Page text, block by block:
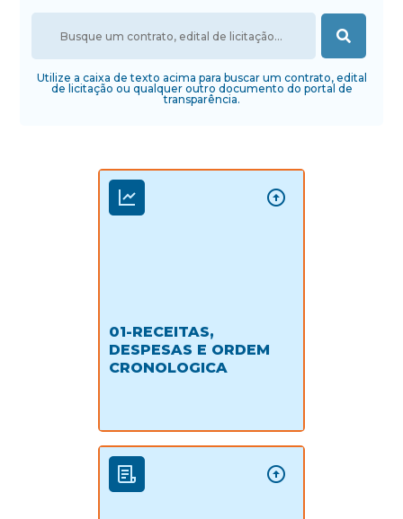
Utilize a caixa de texto acima para buscar um contrato, edital
de licitação ou qualquer outro documento do portal de
transparência.
01-RECEITAS,
DESPESAS E ORDEM
CRONOLOGICA